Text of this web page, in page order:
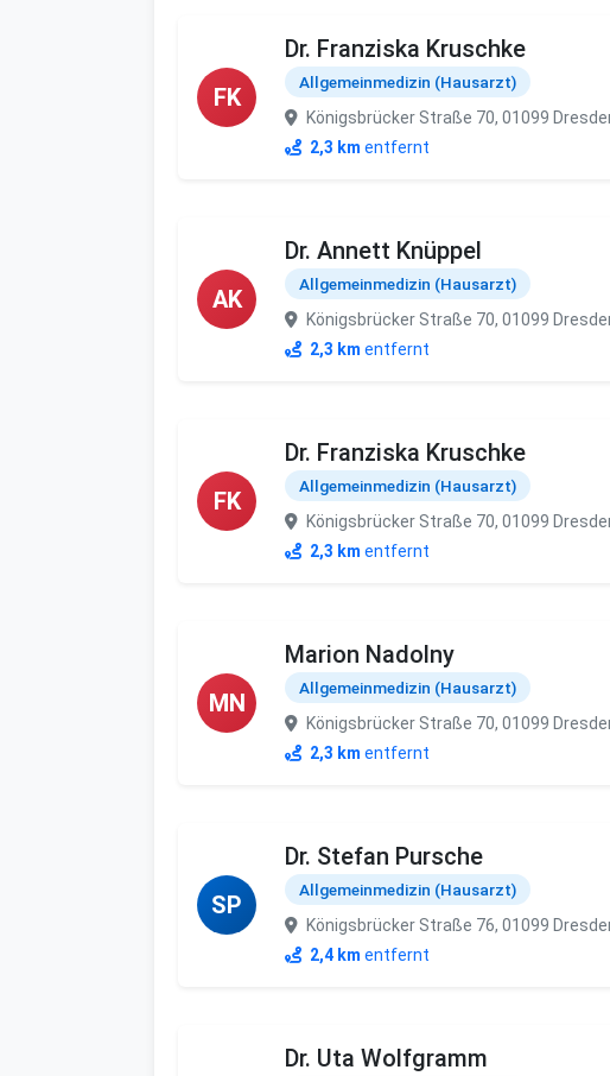
FK
Dr. Franziska Kruschke
Allgemeinmedizin (Hausarzt)
Königsbrücker Straße 70, 01099
2,3 km entfernt
AK
Dr. Annett Knüppel
Allgemeinmedizin (Hausarzt)
Königsbrücker Straße 70, 01099
2,3 km entfernt
FK
Dr. Franziska Kruschke
Allgemeinmedizin (Hausarzt)
Königsbrücker Straße 70, 01099
2,3 km entfernt
MN
Marion Nadolny
Allgemeinmedizin (Hausarzt)
Königsbrücker Straße 70, 01099
2,3 km entfernt
SP
Dr. Stefan Pursche
Allgemeinmedizin (Hausarzt)
Königsbrücker Straße 76, 01099
2,4 km entfernt
Dr. Uta Wolfgramm